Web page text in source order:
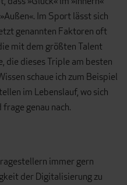
Im Sport lässt sich
genannten Faktoren oft
mit dem größten Talent
die dieses Triple am besten
schaue ich zum Beispiel
im Lebenslauf, wo sich
genau nach.
immer gern
der Digitalisierung zu